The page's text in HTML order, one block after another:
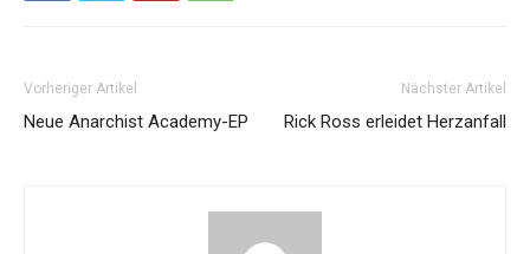
Vorheriger Artikel
Neue Anarchist Academy-EP
Nächster Artikel
Rick Ross erleidet Herzanfall